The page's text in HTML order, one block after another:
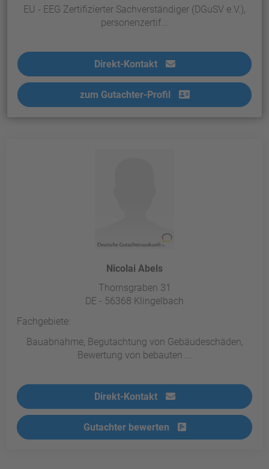
EU - EEG Zertifizierter Sachverständiger (DGuSV e.V.),
personenzertif...
Direkt-Kontakt
zum Gutachter-Profil
Nicolai Abels
Thornsgraben 31
DE - 56368 Klingelbach
Fachgebiete:
Bauabnahme, Begutachtung von Gebäudeschäden,
Bewertung von bebauten ...
Direkt-Kontakt
Gutachter bewerten